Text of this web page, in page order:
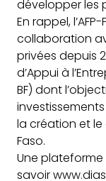
développer les
En rappel,
collaboration
privées depuis
d’Appui à
BF) dont
la création et le
Faso.
Une
savoir